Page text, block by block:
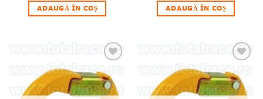
ADAUGĂ ÎN COȘ ADAUGĂ ÎN COȘ
Adauga
in
wishlist!
Adauga
in
wishlist!